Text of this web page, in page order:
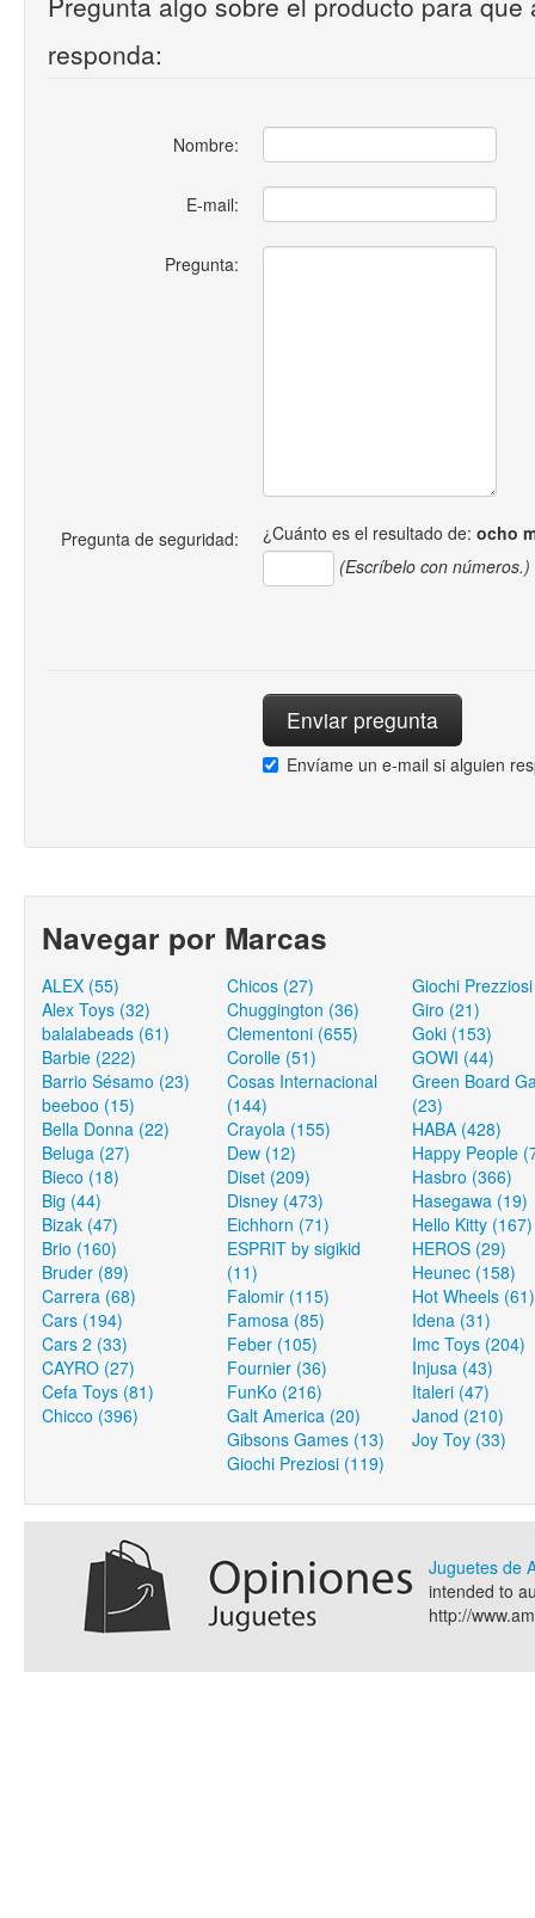
responda:
Nombre:
E-mail:
Pregunta:
Pregunta de seguridad: ¿Cuánto es el resultado de: ocho
(Escríbelo con números.)
Envíame un e-mail si alguien
Navegar por Marcas
ALEX (55)
Alex Toys (32)
balalabeads (61)
Barbie (222)
Barrio Sésamo (23)
beeboo (15)
Bella Donna (22)
Beluga (27)
Bieco (18)
Big (44)
Bizak (47)
Brio (160)
Bruder (89)
Carrera (68)
Cars (194)
Cars 2 (33)
CAYRO (27)
Cefa Toys (81)
Chicco (396)
Chicos (27)
Chuggington (36)
Clementoni (655)
Corolle (51)
Cosas Internacional
(144)
Crayola (155)
Dew (12)
Diset (209)
Disney (473)
Eichhorn (71)
ESPRIT by sigikid
(11)
Falomir (115)
Famosa (85)
Feber (105)
Fournier (36)
FunKo (216)
Galt America (20)
Gibsons Games (13)
Giochi Preziosi (119)
Giochi
Giro (21)
Goki (153)
GOWI (44)
Green Board
(23)
HABA (428)
Happy People
Hasbro (366)
Hasegawa (19)
Hello Kitty (167)
HEROS (29)
Heunec (158)
Hot Wheels (61)
Idena (31)
Imc Toys (204)
Injusa (43)
Italeri (47)
Janod (210)
Joy Toy (33)
Juguetes de
intended to
http://